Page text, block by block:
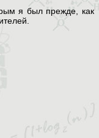
я был прежде, как